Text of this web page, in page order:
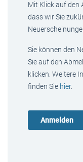
Mit Klick auf den
dass wir Sie
Sie können den
Sie auf den
klicken. Weitere
finden Sie hier.